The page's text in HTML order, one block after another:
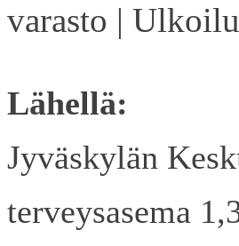
varasto |
Lähellä:
Jyväskylän
terveysasema